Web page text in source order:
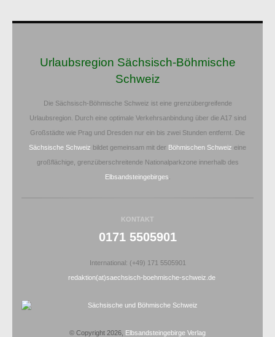
Urlaubsregion Sächsisch-Böhmische
Schweiz
Die Sächsisch-Böhmische Schweiz ist eine grenzübergreifende
Urlaubsregion. Durch eine optimale Verkehrsanbindung über die A17 sind
Großstädte wie Prag und Dresden nur ein bis zwei Stunden entfernt. Die
Sächsische Schweiz bildet gemeinsam mit der Böhmischen Schweiz eine
großflächige, grenzüberschreitende Nationalparkzone innerhalb des
Elbsandsteingebirges
KONTAKT
0171 5505901
International: (+49) 171 5505901
redaktion(at)saechsisch-boehmische-schweiz.de
© Copyright 2026, Elbsandsteingebirge Verlag